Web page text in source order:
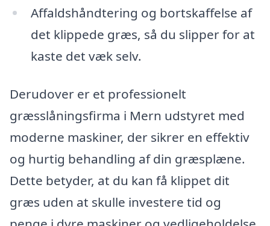
Affaldshåndtering og bortskaffelse af
det klippede græs, så du slipper for at
kaste det væk selv.
Derudover er et professionelt
græsslåningsfirma i Mern udstyret med
moderne maskiner, der sikrer en effektiv
og hurtig behandling af din græsplæne.
Dette betyder, at du kan få klippet dit
græs uden at skulle investere tid og